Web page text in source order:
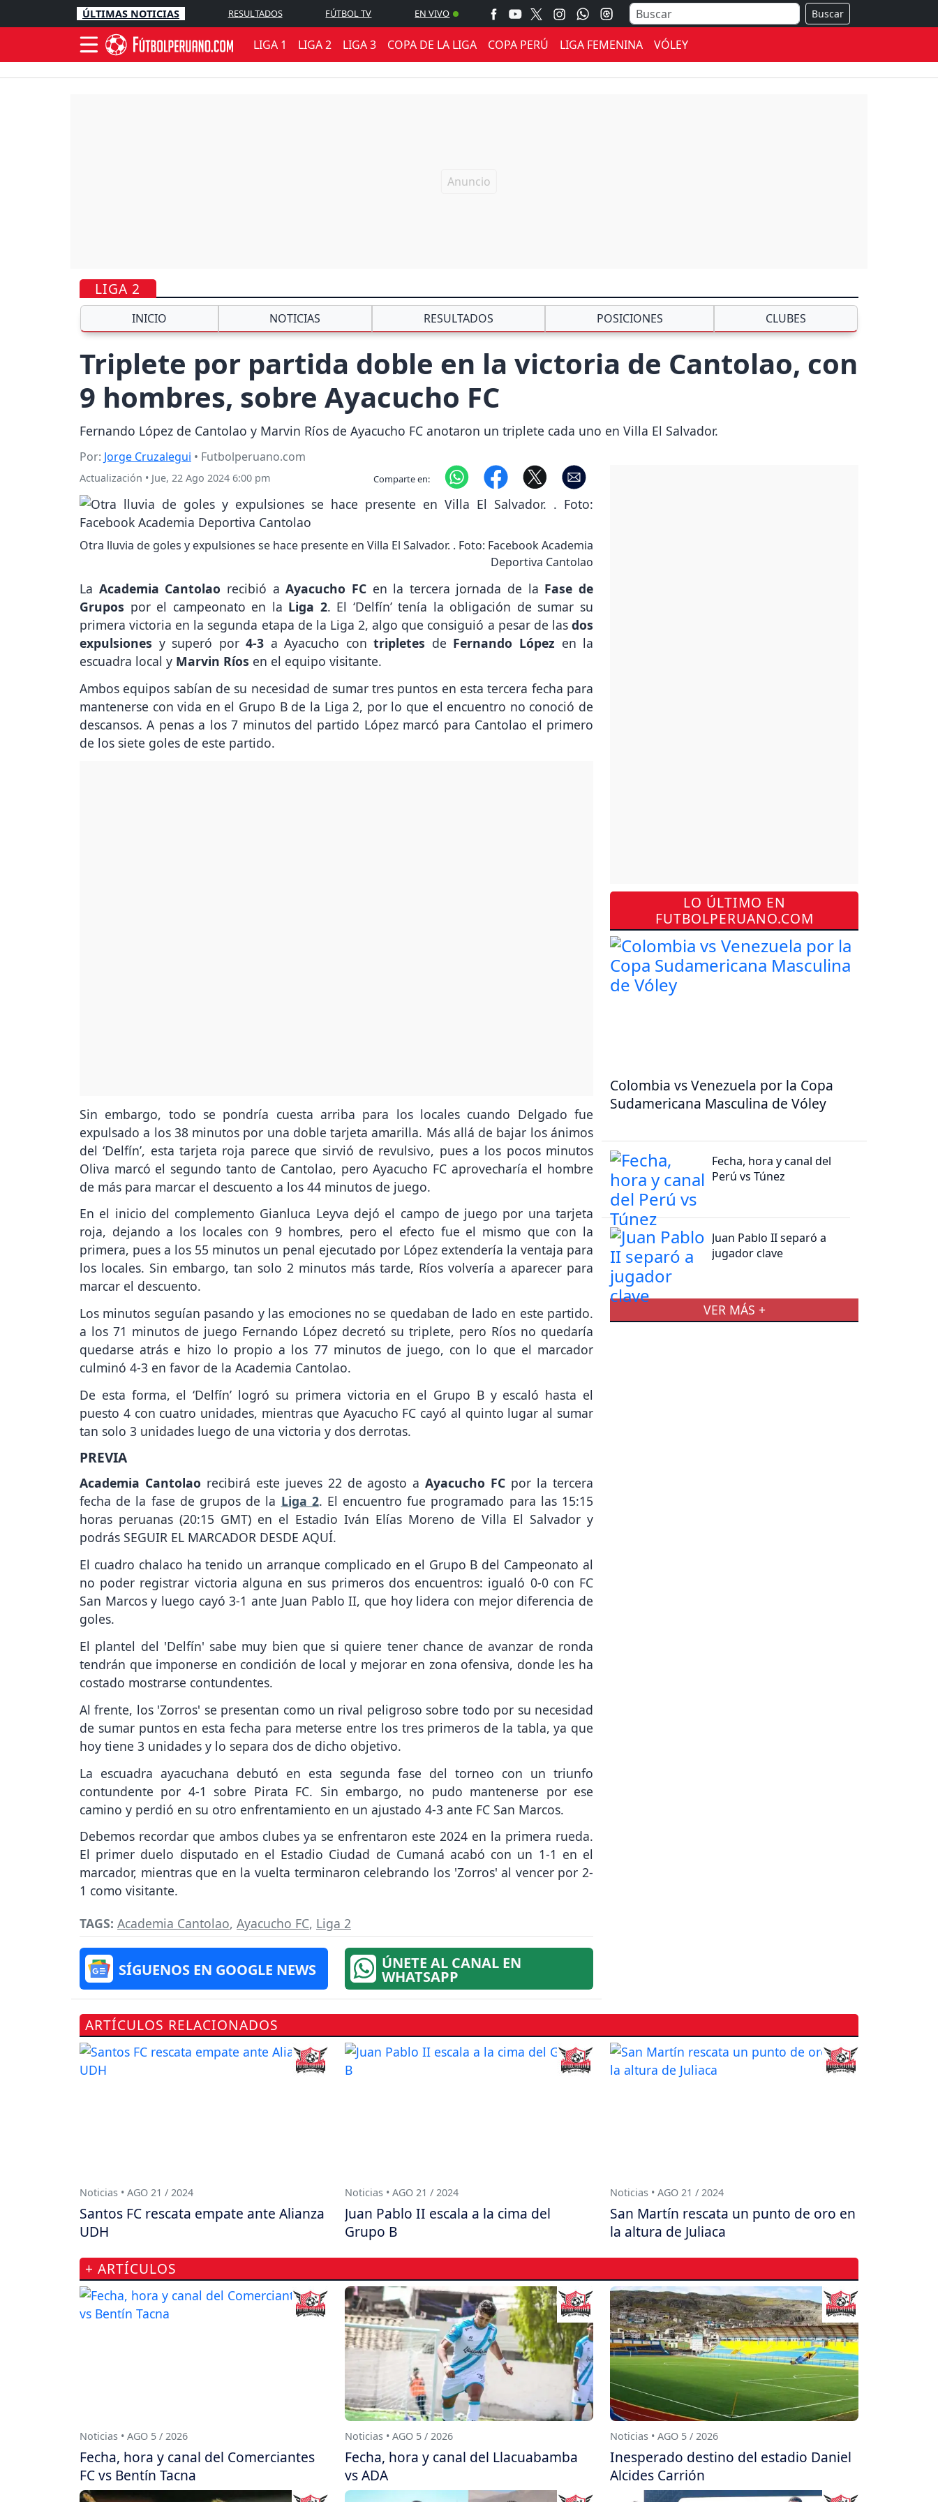
ÚLTIMAS NOTICIAS RESULTADOS FÚTBOL TV EN VIVO Buscar
LIGA 1 LIGA 2 LIGA 3 COPA DE LA LIGA COPA PERÚ LIGA FEMENINA VÓLEY
LIGA 2
INICIO NOTICIAS RESULTADOS POSICIONES CLUBES
Triplete por partida doble en la victoria de Cantolao, con
9 hombres, sobre Ayacucho FC
Fernando López de Cantolao y Marvin Ríos de Ayacucho FC anotaron un triplete cada uno en Villa El Salvador.
Por: Jorge Cruzalegui • Futbolperuano.com
Actualización • Jue, 22 Ago 2024 6:00 pm Comparte en:
Otra lluvia de goles y expulsiones se hace presente en Villa El Salvador. . Foto: Facebook Academia
Deportiva Cantolao
La Academia Cantolao recibió aAyacucho FCen la tercera jornada de la Fase de
Grupos por el campeonato en la Liga 2. El ‘Delfín’ tenía la obligación de sumar su
primera victoria en la segunda etapa de la Liga 2, algo que consiguió a pesar de las dos
expulsiones y superó por4-3 a Ayacucho contripletes de Fernando López en la
escuadra local y Marvin Ríos en el equipo visitante.
Ambos equipos sabían de su necesidad de sumar tres puntos en esta tercera fecha para
mantenerse con vida en el Grupo B de la Liga 2, por lo que el encuentro no conoció de
descansos. A penas a los 7 minutos del partido López marcó para Cantolao el primero
de los siete goles de este partido.
Sin embargo, todo se pondría cuesta arriba para los locales cuando Delgado fue
expulsado a los 38 minutos por una doble tarjeta amarilla. Más allá de bajar los ánimos
del ‘Delfín’, esta tarjeta roja parece que sirvió de revulsivo, pues a los pocos minutos
Oliva marcó el segundo tanto de Cantolao, pero Ayacucho FC aprovecharía el hombre
de más para marcar el descuento a los 44 minutos de juego.
En el inicio del complemento Gianluca Leyva dejó el campo de juego por una tarjeta
roja, dejando a los locales con 9 hombres, pero el efecto fue el mismo que con la
primera, pues a los 55 minutos un penal ejecutado por López extendería la ventaja para
los locales. Sin embargo, tan solo 2 minutos más tarde, Ríos volvería a aparecer para
marcar el descuento.
Los minutos seguían pasando y las emociones no se quedaban de lado en este partido.
a los 71 minutos de juego Fernando López decretó su triplete, pero Ríos no quedaría
quedarse atrás e hizo lo propio a los 77 minutos de juego, con lo que el marcador
culminó 4-3 en favor de la Academia Cantolao.
De esta forma, el ‘Delfín’ logró su primera victoria en el Grupo B y escaló hasta el
puesto 4 con cuatro unidades, mientras que Ayacucho FC cayó al quinto lugar al sumar
tan solo 3 unidades luego de una victoria y dos derrotas.
PREVIA
Academia Cantolao recibirá este jueves 22 de agosto aAyacucho FC por la tercera
fecha de la fase de grupos de la Liga 2. El encuentro fue programado para las 15:15
horas peruanas (20:15 GMT) en el Estadio Iván Elías Moreno de Villa El Salvador y
podrás SEGUIR EL MARCADOR DESDE AQUÍ.
El cuadro chalaco ha tenido un arranque complicado en el Grupo B del Campeonato al
no poder registrar victoria alguna en sus primeros dos encuentros: igualó 0-0 con FC
San Marcos y luego cayó 3-1 ante Juan Pablo II, que hoy lidera con mejor diferencia de
goles.
El plantel del 'Delfín' sabe muy bien que si quiere tener chance de avanzar de ronda
tendrán que imponerse en condición de local y mejorar en zona ofensiva, donde les ha
costado mostrarse contundentes.
Al frente, los 'Zorros' se presentan como un rival peligroso sobre todo por su necesidad
de sumar puntos en esta fecha para meterse entre los tres primeros de la tabla, ya que
hoy tiene 3 unidades y lo separa dos de dicho objetivo.
La escuadra ayacuchana debutó en esta segunda fase del torneo con un triunfo
contundente por 4-1 sobre Pirata FC. Sin embargo, no pudo mantenerse por ese
camino y perdió en su otro enfrentamiento en un ajustado 4-3 ante FC San Marcos.
Debemos recordar que ambos clubes ya se enfrentaron este 2024 en la primera rueda.
El primer duelo disputado en el Estadio Ciudad de Cumaná acabó con un 1-1 en el
marcador, mientras que en la vuelta terminaron celebrando los 'Zorros' al vencer por 2-
1 como visitante.
TAGS: Academia Cantolao, Ayacucho FC, Liga 2
SÍGUENOS EN GOOGLE NEWS ÚNETE AL CANAL EN
WHATSAPP
LO ÚLTIMO EN
FUTBOLPERUANO.COM
Colombia vs Venezuela por la Copa
Sudamericana Masculina de Vóley
Fecha, hora y canal del
Perú vs Túnez
Juan Pablo II separó a
jugador clave
VER MÁS +
ARTÍCULOS RELACIONADOS
Noticias • AGO 21 / 2024
Santos FC rescata empate ante Alianza
UDH
Noticias • AGO 21 / 2024
Juan Pablo II escala a la cima del
Grupo B
Noticias • AGO 21 / 2024
San Martín rescata un punto de oro en
la altura de Juliaca
+ ARTÍCULOS
Noticias • AGO 5 / 2026
Fecha, hora y canal del Comerciantes
FC vs Bentín Tacna
Noticias • AGO 5 / 2026
Fecha, hora y canal del Llacuabamba
vs ADA
Noticias • AGO 5 / 2026
Inesperado destino del estadio Daniel
Alcides Carrión